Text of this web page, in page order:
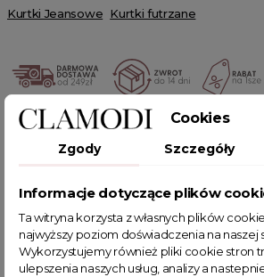
Kurtki Jeansowe Kurtki futrzane
POWIĄZANE TAGI
klasyczna kurtka jeansowa
kurtka
kurtka jeansowa ocieplana
kurtka
kurtka jeansowa na zimę
kurtka jeansowa z odpinaną podsz
Cookies
Zgody Szczegóły
Informacje dotyczące plików
Ta witryna korzysta z własnych plików
najwyższy poziom doświadczenia na naszej
Wykorzystujemy również pliki cookie stron
ulepszenia naszych usług, analizy a